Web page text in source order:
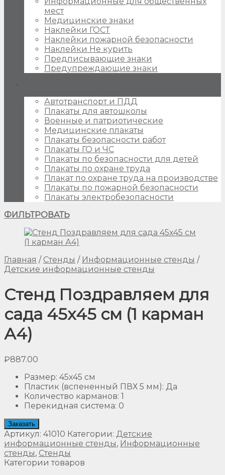
мест
Медицинские знаки
Наклейки ГОСТ
Наклейки пожарной безопасности
Наклейки Не курить
Предписывающие знаки
Предупреждающие знаки
Автотранспорт и ПДД
Плакаты для автошколы
Военные и патриотические
Медицинские плакаты
Плакаты безопасности работ
Плакаты ГО и ЧС
Плакаты по безопасности для детей
Плакаты по охране труда
Плакат по охране труда на производстве
Плакаты по пожарной безопасности
Плакаты электробезопасности
ФИЛЬТРОВАТЬ
Главная / Стенды / Информационные стенды /
Детские информационные стенды
Стенд Поздравляем для
сада 45х45 см (1 карман
А4)
₽887.00
Размер: 45х45 см
Пластик (вспененный ПВХ 5 мм): Да
Количество карманов: 1
Перекидная система: 0
Заказать
Артикул: 41010 Категории: Детские
информационные стенды, Информационные
стенды, Стенды
Категории товаров